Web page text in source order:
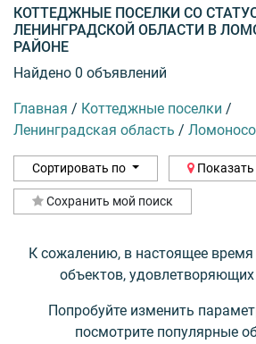
КОТТЕДЖНЫЕ ПОСЕЛКИ СО
ЛЕНИНГРАДСКОЙ ОБЛАСТИ В
РАЙОНЕ
Найдено 0 объявлений
Главная / Коттеджные поселки /
Ленинградская область /
Сортировать по Показать
Сохранить мой поиск
К сожалению, в настоящее
объектов,
Попробуйте изменить
посмотрите популярные